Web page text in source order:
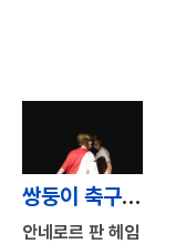
쌍둥이 축구자매 / Girls in Guyville
안네로르 판 헤임